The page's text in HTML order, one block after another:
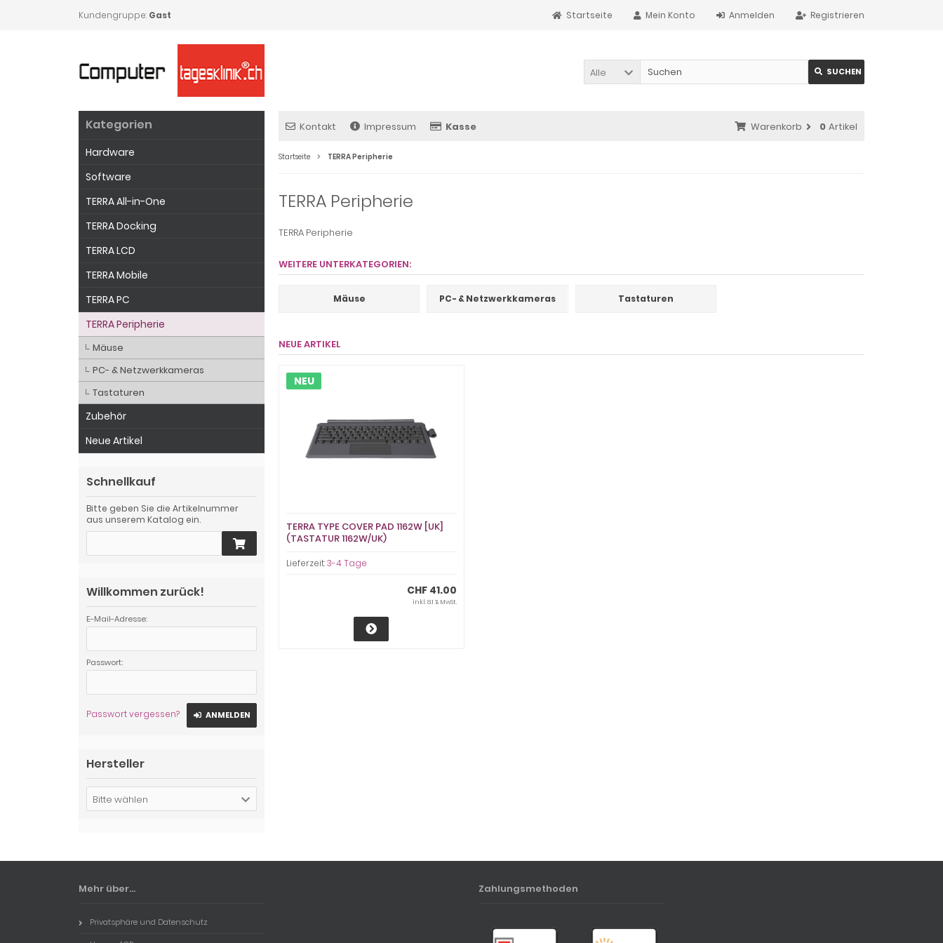
Kundengruppe: Gast Registrieren
Anmelden
Mein Konto
Startseite
Alle SUCHEN
Kontakt Impressum Kasse Warenkorb 0 Artikel
Startseite TERRA Peripherie
TERRA Peripherie
TERRA Peripherie
WEITERE UNTERKATEGORIEN:
Mäuse PC- & Netzwerkkameras Tastaturen
NEUE ARTIKEL
NEU
TERRA TYPE COVER PAD 1162W [UK]
(TASTATUR 1162W/UK)
Lieferzeit:3-4 Tage
CHF 41.00
inkl. 8.1 % MwSt.
Kategorien
Hardware
Software
TERRA All-in-One
TERRA Docking
TERRA LCD
TERRA Mobile
TERRA PC
TERRA Peripherie
Mäuse
PC- & Netzwerkkameras
Tastaturen
Zubehör
Neue Artikel
Schnellkauf
Bitte geben Sie die Artikelnummer
aus unserem Katalog ein.
Willkommen zurück!
E-Mail-Adresse:
Passwort:
Passwort vergessen? ANMELDEN
Hersteller
Bitte wählen
Mehr über...
Privatsphäre und Datenschutz
Zahlungsmethoden